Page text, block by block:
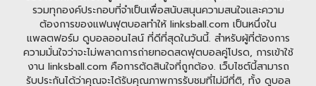
รวมทุกองค์ประกอบที่จำเป็นเพื่อสนับสนุนความสนใจและความ
ต้องการของแฟนฟุตบอลทำให้ linksball.com เป็นหนึ่งใน
แพลตฟอร์ม ดูบอลออนไลน์ ที่ดีที่สุดในวันนี้. สำหรับผู้ที่ต้องการ
ความมั่นใจว่าจะไม่พลาดการถ่ายทอดสดฟุตบอลคู่โปรด, การเข้าใช้
งาน linksball.com คือการตัดสินใจที่ถูกต้อง. เว็บไซต์นี้สามารถ
รับประกันได้ว่าคุณจะได้รับคุณภาพการรับชมที่ไม่มีที่ติ, ทั้ง ดูบอล